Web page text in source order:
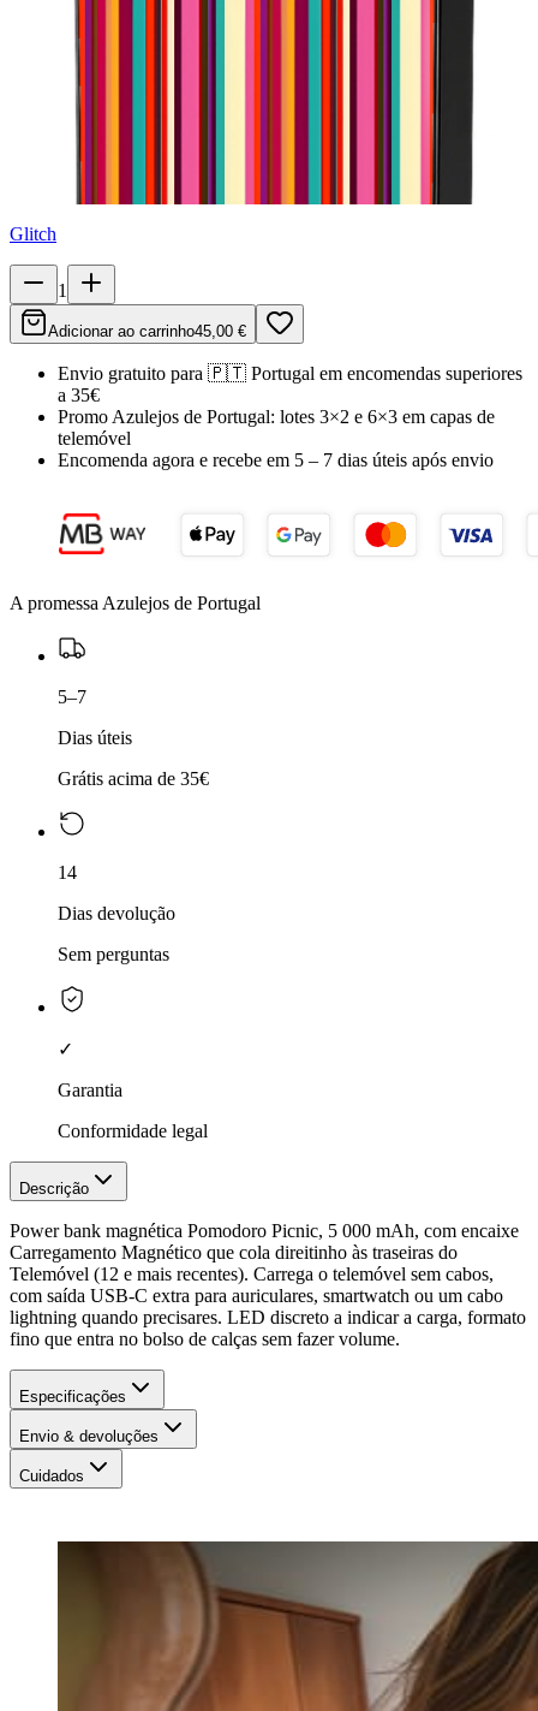
Glitch
1
Adicionar ao carrinho45,00 €
Envio gratuito para 🇵🇹 Portugal em encomendas superiores
a 35€
Promo Azulejos de Portugal: lotes 3×2 e 6×3 em capas de
telemóvel
Encomenda agora e recebe em 5 – 7 dias úteis após envio
A promessa Azulejos de Portugal
5–7
Dias úteis
Grátis acima de 35€
14
Dias devolução
Sem perguntas
✓
Garantia
Conformidade legal
Descrição
Power bank magnética Pomodoro Picnic, 5 000 mAh, com encaixe
Carregamento Magnético que cola direitinho às traseiras do
Telemóvel (12 e mais recentes). Carrega o telemóvel sem cabos,
com saída USB-C extra para auriculares, smartwatch ou um cabo
lightning quando precisares. LED discreto a indicar a carga, formato
fino que entra no bolso de calças sem fazer volume.
Especificações
Envio & devoluções
Cuidados